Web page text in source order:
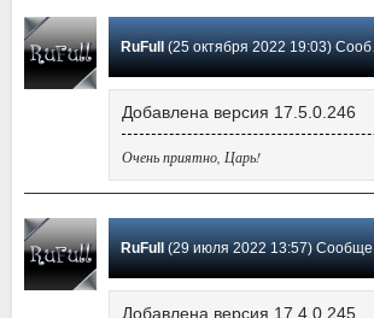
RuFull (25 октября 2022 19:03) Сообщение #53
Добавлена версия 17.5.0.246
Очень приятно, Царь!
RuFull (29 июля 2022 13:57) Сообщение #52
Добавлена версия 17.4.0.245